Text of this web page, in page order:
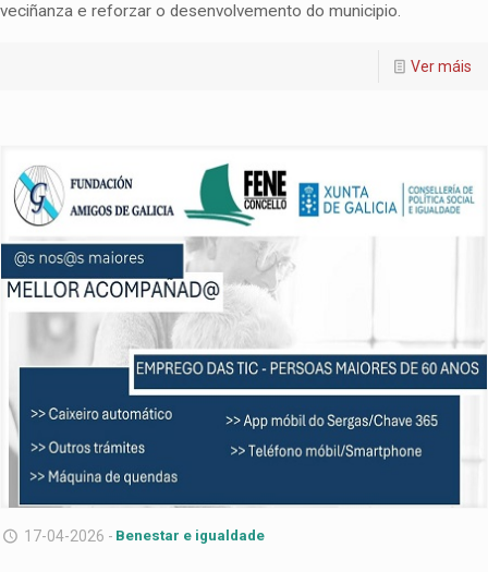
veciñanza e reforzar o desenvolvemento do municipio.
Ver máis
17-04-2026 - Benestar e igualdade